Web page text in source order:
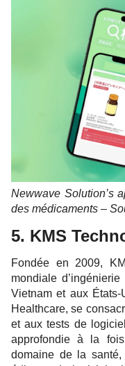
Newwave Solution’s
des médicaments –
5. KMS
Fondée en 2009,
mondiale
Vietnam et aux
Healthcare, se
et aux tests de
approfondie à la
domaine de la